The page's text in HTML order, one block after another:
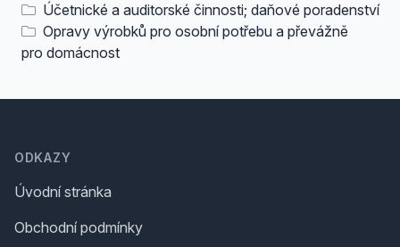
Účetnické a auditorské činnosti; daňové poradenství
Opravy výrobků pro osobní potřebu a převážně
pro domácnost
ODKAZY
Úvodní stránka
Obchodní podmínky